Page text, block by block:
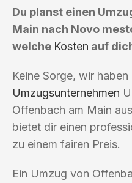
Du planst einen
Main nach Novo
welche Kosten auf
Keine Sorge, wir
Umzugsunternehmen
Offenbach am Main
bietet dir einen
zu einem fairen Preis.
Ein Umzug von